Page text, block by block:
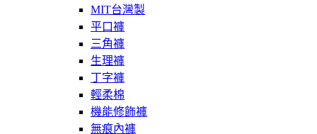
MIT台灣製
平口褲
三角褲
生理褲
丁字褲
輕柔棉
機能修飾褲
無痕內褲